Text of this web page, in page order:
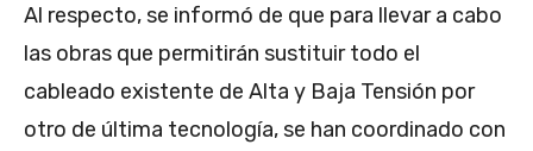
Al respecto, se informó de que para llevar a cabo
las obras que permitirán sustituir todo el
cableado existente de Alta y Baja Tensión por
otro de última tecnología, se han coordinado con